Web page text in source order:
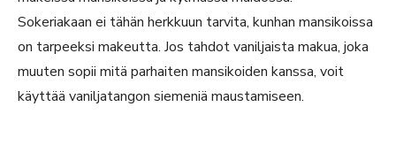
Sokeriakaan ei tähän herkkuun tarvita, kunhan mansikoissa
on tarpeeksi makeutta. Jos tahdot vaniljaista makua, joka
muuten sopii mitä parhaiten mansikoiden kanssa, voit
käyttää vaniljatangon siemeniä maustamiseen.